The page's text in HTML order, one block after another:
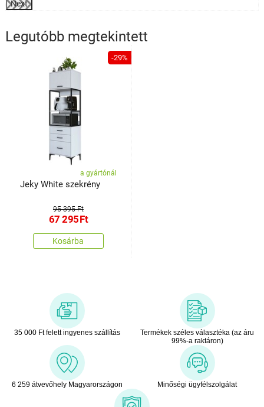
Next
Legutóbb megtekintett
-29%
a gyártónál
Jeky White szekrény
95 395 Ft
67 295Ft
Kosárba
35 000 Ft felett ingyenes szállítás
Termékek széles választéka (az áru
99%-a raktáron)
6 259 átvevőhely Magyarországon Minőségi ügyfélszolgálat